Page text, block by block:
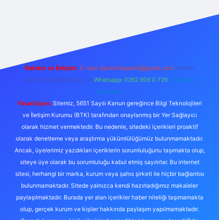
Reklam ve İletişim: E-mail: backlinkpaneli@gmail.com Teams:
forumhizmeti@gmail.com Whatsapp: 0262 606 0 726 Telegram:
@karabul
Yasal Uyarı: Sitemiz, 5651 Sayılı Kanun gereğince Bilgi Teknolojileri
ve İletişim Kurumu (BTK) tarafından onaylanmış bir Yer Sağlayıcı
olarak hizmet vermektedir. Bu nedenle, sitedeki içerikleri proaktif
olarak denetleme veya araştırma yükümlülüğümüz bulunmamaktadır.
Ancak, üyelerimiz yazdıkları içeriklerin sorumluluğunu taşımakta olup,
siteye üye olarak bu sorumluluğu kabul etmiş sayılırlar. Bu internet
sitesi, herhangi bir marka, kurum veya şahıs şirketi ile hiçbir bağlantısı
bulunmamaktadır. Sitede yalnızca kendi hazırladığımız makaleler
paylaşılmaktadır. Burada yer alan içerikler haber niteliği taşımamakta
olup, gerçek kurum ve kişiler hakkında paylaşım yapılmamaktadır.